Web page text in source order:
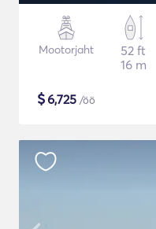
Mootorjaht
52 ft
16 m
$6,725 /öö